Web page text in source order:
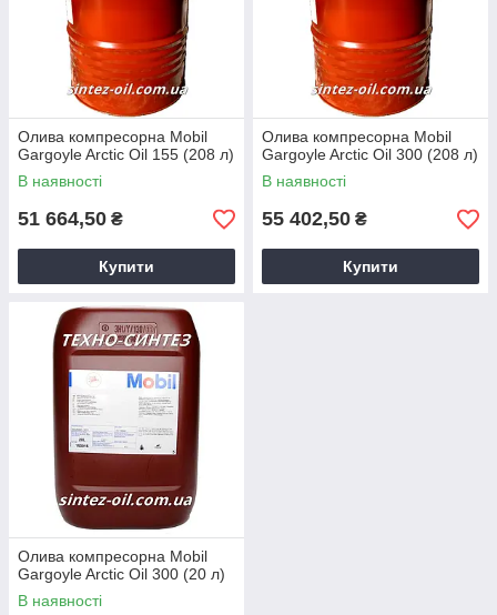
Олива компресорна Mobil
Gargoyle Arctic Oil 155 (208 л)
В наявності
51 664,50 ₴
Купити
Олива компресорна Mobil
Gargoyle Arctic Oil 300 (208 л)
В наявності
55 402,50 ₴
Купити
Олива компресорна Mobil
Gargoyle Arctic Oil 300 (20 л)
В наявності